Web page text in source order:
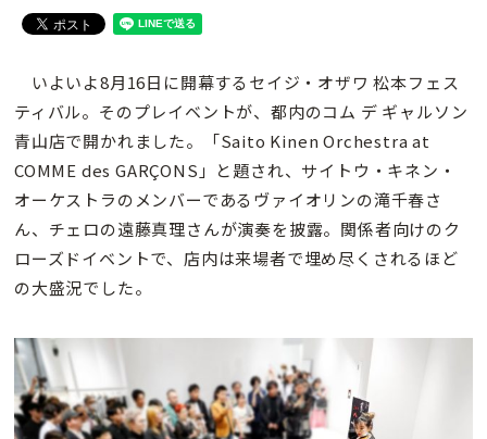
いよいよ8月16日に開幕するセイジ・オザワ 松本フェス
ティバル。そのプレイベントが、都内のコム デ ギャルソン
青山店で開かれました。「Saito Kinen Orchestra at
COMME des GARÇONS」と題され、サイトウ・キネン・
オーケストラのメンバーであるヴァイオリンの滝千春さ
ん、チェロの遠藤真理さんが演奏を披露。関係者向けのク
ローズドイベントで、店内は来場者で埋め尽くされるほど
の大盛況でした。